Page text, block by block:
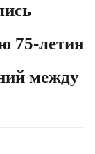
75-летия
между